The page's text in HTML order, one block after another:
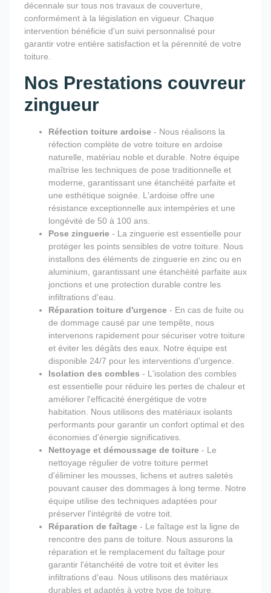
décennale sur tous nos travaux de couverture,
conformément à la législation en vigueur. Chaque
intervention bénéficie d'un suivi personnalisé pour
garantir votre entière satisfaction et la pérennité de votre
toiture.
Nos Prestations couvreur
zingueur
Réfection toiture ardoise - Nous réalisons la
réfection complète de votre toiture en ardoise
naturelle, matériau noble et durable. Notre équipe
maîtrise les techniques de pose traditionnelle et
moderne, garantissant une étanchéité parfaite et
une esthétique soignée. L'ardoise offre une
résistance exceptionnelle aux intempéries et une
longévité de 50 à 100 ans.
Pose zinguerie - La zinguerie est essentielle pour
protéger les points sensibles de votre toiture. Nous
installons des éléments de zinguerie en zinc ou en
aluminium, garantissant une étanchéité parfaite aux
jonctions et une protection durable contre les
infiltrations d'eau.
Réparation toiture d'urgence - En cas de fuite ou
de dommage causé par une tempête, nous
intervenons rapidement pour sécuriser votre toiture
et éviter les dégâts des eaux. Notre équipe est
disponible 24/7 pour les interventions d'urgence.
Isolation des combles - L'isolation des combles
est essentielle pour réduire les pertes de chaleur et
améliorer l'efficacité énergétique de votre
habitation. Nous utilisons des matériaux isolants
performants pour garantir un confort optimal et des
économies d'énergie significatives.
Nettoyage et démoussage de toiture - Le
nettoyage régulier de votre toiture permet
d'éliminer les mousses, lichens et autres saletés
pouvant causer des dommages à long terme. Notre
équipe utilise des techniques adaptées pour
préserver l'intégrité de votre toit.
Réparation de faîtage - Le faîtage est la ligne de
rencontre des pans de toiture. Nous assurons la
réparation et le remplacement du faîtage pour
garantir l'étanchéité de votre toit et éviter les
infiltrations d'eau. Nous utilisons des matériaux
durables et adaptés à votre type de toiture.